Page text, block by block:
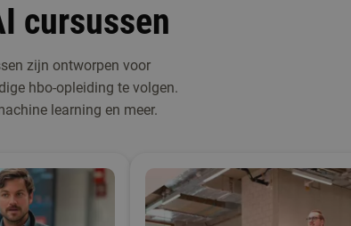
cursussen
zijn ontworpen voor
hbo-opleiding te volgen.
learning en meer.